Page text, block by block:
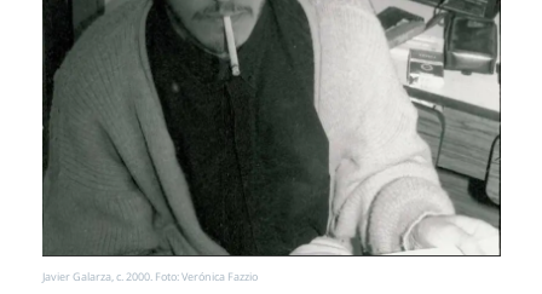
Javier Galarza, c. 2000. Foto: Verónica Fazzio